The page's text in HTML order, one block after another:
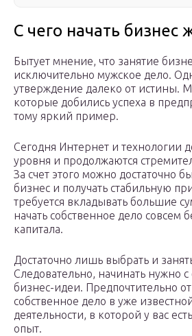
С чего начать бизнес
Бытует мнение, что занятие
исключительно мужское дело.
утверждение далеко от истины.
которые добились успеха в
тому яркий пример.
Сегодня Интернет и технологии
уровня и продолжаются
За счет этого можно достаточно
бизнес и получать стабильную
требуется вкладывать большие
начать собственное дело совсем
капитала.
Достаточно лишь выбрать и
Следовательно, начинать нужно
бизнес-идеи. Предпочтительно
собственное дело в уже
деятельности, в которой у вас
опыт.